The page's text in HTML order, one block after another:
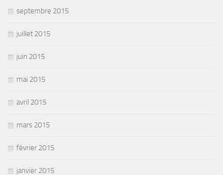
septembre 2015
juillet 2015
juin 2015
mai 2015
avril 2015
mars 2015
février 2015
janvier 2015